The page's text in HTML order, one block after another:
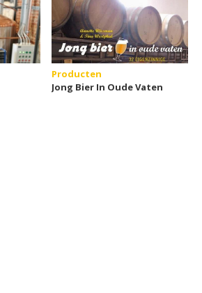
Producten
Jong Bier In Oude Vaten